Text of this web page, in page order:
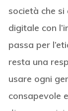
società che
digitale con
passa per
resta una
usare ogni
consapevole